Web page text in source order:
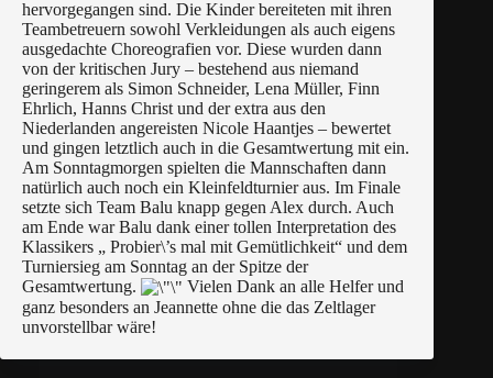
hervorgegangen sind. Die Kinder bereiteten mit ihren
Teambetreuern sowohl Verkleidungen als auch eigens
ausgedachte Choreografien vor. Diese wurden dann
von der kritischen Jury – bestehend aus niemand
geringerem als Simon Schneider, Lena Müller, Finn
Ehrlich, Hanns Christ und der extra aus den
Niederlanden angereisten Nicole Haantjes – bewertet
und gingen letztlich auch in die Gesamtwertung mit ein.
Am Sonntagmorgen spielten die Mannschaften dann
natürlich auch noch ein Kleinfeldturnier aus. Im Finale
setzte sich Team Balu knapp gegen Alex durch. Auch
am Ende war Balu dank einer tollen Interpretation des
Klassikers „ Probier\’s mal mit Gemütlichkeit“ und dem
Turniersieg am Sonntag an der Spitze der
Gesamtwertung.
Vielen Dank an alle Helfer und
ganz besonders an Jeannette ohne die das Zeltlager
unvorstellbar wäre!